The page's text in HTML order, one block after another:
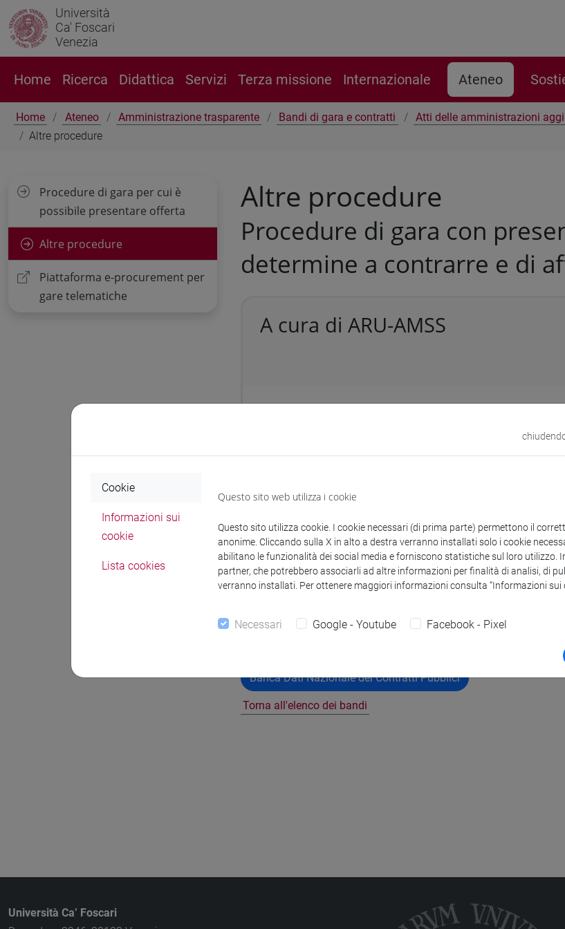
Università
Ca' Foscari
Venezia
Home Ricerca Didattica Servizi Terza missione Internazionale Ateneo
Home Ateneo Amministrazione trasparente Bandi di gara e contratti
Atti delle amministrazioni
Altre procedure
Altre procedure
Procedure di gara con
determine a contrarre e di
A cura di ARU-AMSS
Affidamento diretto del servizio formativo "Profili di
Documenti collegati al bando
Determina Dirigenziale Venturini.pdf
Banca Dati Nazionale dei Contratti Pubblici
Torna all'elenco dei bandi
Procedure di gara per cui è
possibile presentare offerta
Altre procedure
Piattaforma e-procurement per
gare telematiche
Università Ca’ Foscari
Cookie
Informazioni sui
cookie
Lista cookies
Questo sito web utilizza i cookie
Questo sito utilizza cookie. I cookie necessari (di prima parte) permettono il
anonime. Cliccando sulla X in alto a destra verranno installati solo i cookie
abilitano le funzionalità dei social media e forniscono statistiche sul loro utilizzo.
partner, che potrebbero associarli ad altre informazioni per finalità di analisi, di
verranno installati. Per ottenere maggiori informazioni consulta “Informazioni sui
Necessari Google - Youtube Facebook - Pixel